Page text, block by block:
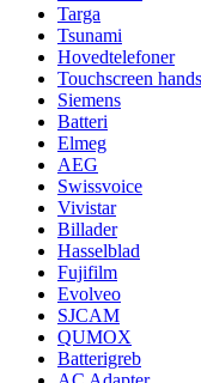
Targa
Tsunami
Hovedtelefoner
Touchscreen
Siemens
Batteri
Elmeg
AEG
Swissvoice
Vivistar
Billader
Hasselblad
Fujifilm
Evolveo
SJCAM
QUMOX
Batterigreb